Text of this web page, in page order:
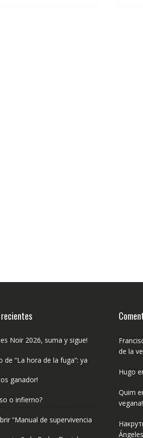
Noir 2026, suma y sigue!
de “La hora de la fuga”: ya
ganador!
o infierno?
“Manual de supervivencia
de la
Hugo
Quim
vegana!